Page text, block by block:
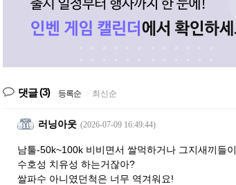
댓글(3) 등록순 최신순
러닝아웃 (2026-07-09 16:49:44)
남툴-50k~100k 비비면서 쌀먹하거나 그지새끼들이
수호성 치유성 하는거잖아?
쌀파수 아니였던척은 너무 역겨워요!